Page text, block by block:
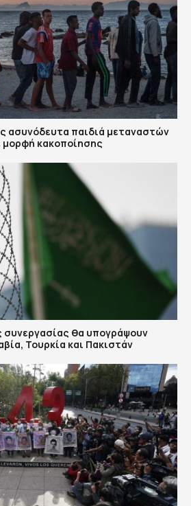
ασυνόδευτα παιδιά μεταναστών
μορφή κακοποίησης
συνεργασίας θα υπογράψουν
Τουρκία και Πακιστάν